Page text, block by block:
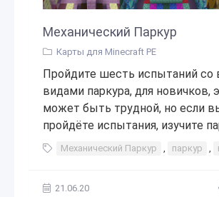
Механический Паркур
Карты для Minecraft PE
Пройдите шесть испытаний со
видами паркура, для новичков,
может быть трудной, но если
пройдёте испытания, изучите
Механический Паркур , паркур ,
21.06.20